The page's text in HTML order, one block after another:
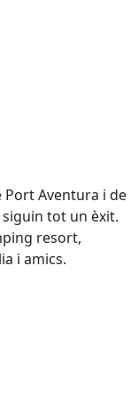
Port Aventura i de
tot un èxit.
resort,
i amics.